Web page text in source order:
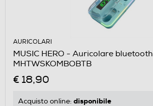
AURICOLARI
MUSIC HERO - Auricolare bluetooth
MHTWSKOMBOBTB
€ 18,90
Acquisto online: disponibile